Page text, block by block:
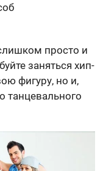
просто и
заняться хип-
фигуру, но и,
танцевального